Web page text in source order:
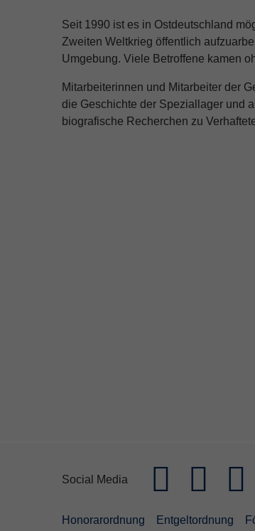
Seit 1990 ist es in Ostdeutschland
Zweiten Weltkrieg öffentlich
Umgebung. Viele Betroffene kamen
Mitarbeiterinnen und Mitarbeiter der
die Geschichte der Speziallager und
biografische Recherchen zu
Social Media
Honorarordnung
Entgeltordnung